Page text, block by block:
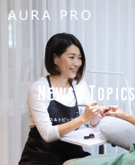
News&Topics
ニュース＆トピックス